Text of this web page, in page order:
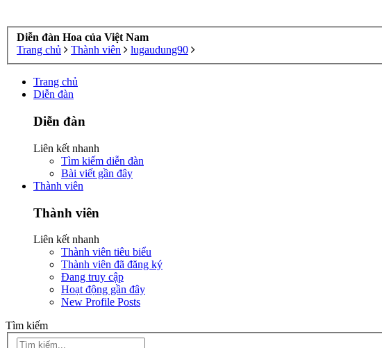
Diễn đàn Hoa của Việt Nam
Trang chủ
Thành viên lugaudung90
Trang chủ
Diễn đàn
Diễn đàn
Liên kết nhanh
Tìm kiếm diễn đàn
Bài viết gần đây
Thành viên
Thành viên
Liên kết nhanh
Thành viên tiêu biểu
Thành viên đã đăng ký
Đang truy cập
Hoạt động gần đây
New Profile Posts
Tìm kiếm